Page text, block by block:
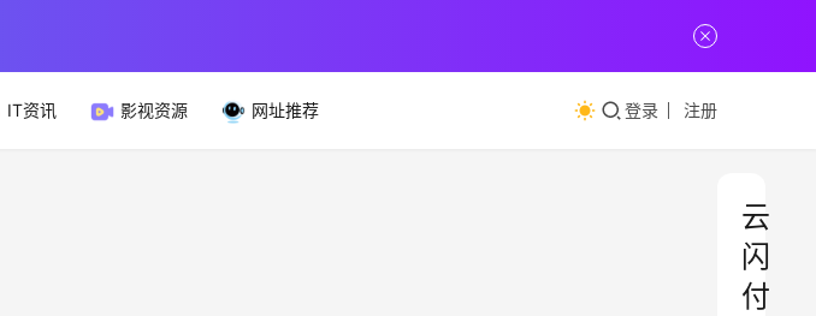
IT资讯 影视资源 网址推荐 登录 注册
云
闪
付